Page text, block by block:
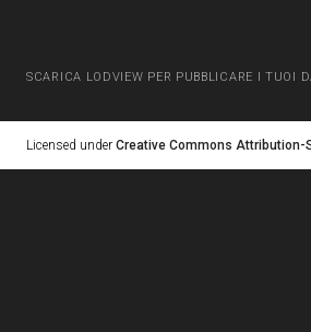
SCARICA LODVIEW PER PUBBLICARE I TUOI
Licensed under Creative Commons Attribution-